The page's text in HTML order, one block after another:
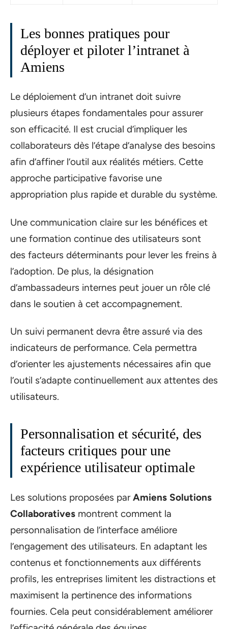
Les bonnes pratiques pour
déployer et piloter l’intranet à
Amiens
Le déploiement d’un intranet doit suivre
plusieurs étapes fondamentales pour assurer
son efficacité. Il est crucial d’impliquer les
collaborateurs dès l’étape d’analyse des besoins
afin d’affiner l’outil aux réalités métiers. Cette
approche participative favorise une
appropriation plus rapide et durable du système.
Une communication claire sur les bénéfices et
une formation continue des utilisateurs sont
des facteurs déterminants pour lever les freins à
l’adoption. De plus, la désignation
d’ambassadeurs internes peut jouer un rôle clé
dans le soutien à cet accompagnement.
Un suivi permanent devra être assuré via des
indicateurs de performance. Cela permettra
d’orienter les ajustements nécessaires afin que
l’outil s’adapte continuellement aux attentes des
utilisateurs.
Personnalisation et sécurité, des
facteurs critiques pour une
expérience utilisateur optimale
Les solutions proposées parAmiens Solutions
Collaboratives montrent comment la
personnalisation de l’interface améliore
l’engagement des utilisateurs. En adaptant les
contenus et fonctionnements aux différents
profils, les entreprises limitent les distractions et
maximisent la pertinence des informations
fournies. Cela peut considérablement améliorer